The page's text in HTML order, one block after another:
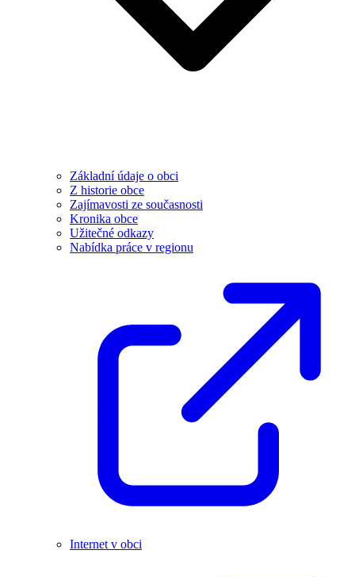
Základní údaje o obci
Z historie obce
Zajímavosti ze současnosti
Kronika obce
Užitečné odkazy
Nabídka práce v regionu
Internet v obci